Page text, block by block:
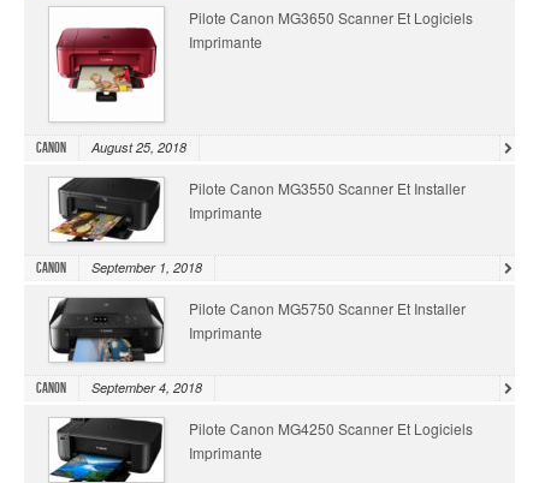
Pilote Canon MG3650 Scanner Et Logiciels
Imprimante
Canon August 25, 2018
Pilote Canon MG3550 Scanner Et Installer
Imprimante
Canon September 1, 2018
Pilote Canon MG5750 Scanner Et Installer
Imprimante
Canon September 4, 2018
Pilote Canon MG4250 Scanner Et Logiciels
Imprimante